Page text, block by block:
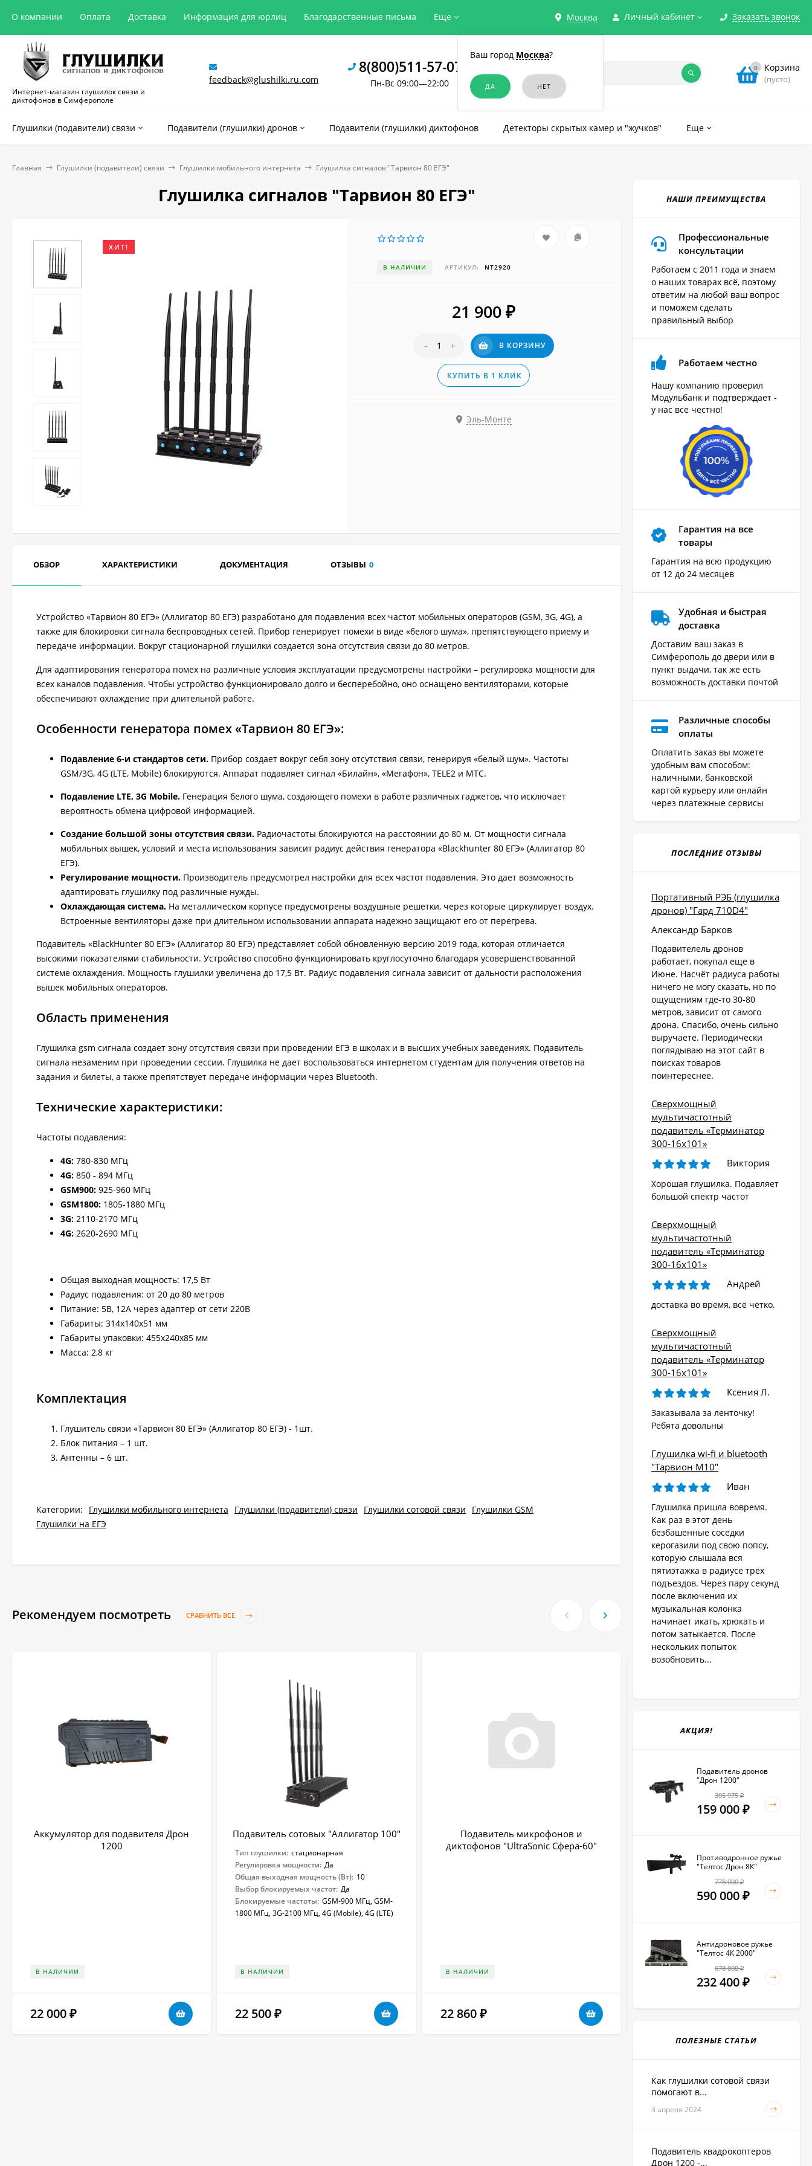
Москва
Ваш город Москва?
Личный кабинет Заказать звонок
О компании Оплата Доставка Информация для юрлиц Благодарственные письма Еще
Интернет-магазин глушилок связи и
диктофонов в Симферополе
feedback@glushilki.ru.com
8(800)511-57-07
Пн-Вс 09:00—22:00
0 Корзина
(пусто)
Глушилки (подавители) связи Подавители (глушилки) дронов Подавители (глушилки) диктофонов Детекторы скрытых камер и "жучков" Еще
Главная Глушилки (подавители) связи Глушилки мобильного интернета Глушилка сигналов "Тарвион ​80 ЕГЭ"
Глушилка сигналов "Тарвион ​80 ЕГЭ"
ХИТ!
В НАЛИЧИИ АРТИКУЛ: NT2920
21 900₽
- + В КОРЗИНУ
КУПИТЬ В 1 КЛИК
Эль-Монте
ОБЗОР ХАРАКТЕРИСТИКИ ДОКУМЕНТАЦИЯ ОТЗЫВЫ 0
Устройство «Тарвион 80 ЕГЭ» (Аллигатор 80 ЕГЭ) разработано для подавления всех частот мобильных операторов (GSM, 3G, 4G), а
также для блокировки сигнала беспроводных сетей. Прибор генерирует помехи в виде «белого шума», препятствующего приему и
передаче информации. Вокруг стационарной глушилки создается зона отсутствия связи до 80 метров.
Для адаптирования генератора помех на различные условия эксплуатации предусмотрены настройки – регулировка мощности для
всех каналов подавления. Чтобы устройство функционировало долго и бесперебойно, оно оснащено вентиляторами, которые
обеспечивают охлаждение при длительной работе.
Особенности генератора помех «Тарвион 80 ЕГЭ»:
Подавление 6-и стандартов сети. Прибор создает вокруг себя зону отсутствия связи, генерируя «белый шум». Частоты
GSM/3G, 4G (LTE, Mobile) блокируются. Аппарат подавляет сигнал «Билайн», «Мегафон», TELE2 и MTC.
Подавление LTE, 3G Mobile. Генерация белого шума, создающего помехи в работе различных гаджетов, что исключает
вероятность обмена цифровой информацией.
Создание большой зоны отсутствия связи. Радиочастоты блокируются на расстоянии до 80 м. От мощности сигнала
мобильных вышек, условий и места использования зависит радиус действия генератора «Blackhunter 80 ЕГЭ» (Аллигатор 80
ЕГЭ).
Регулирование мощности. Производитель предусмотрел настройки для всех частот подавления. Это дает возможность
адаптировать глушилку под различные нужды.
Охлаждающая система. На металлическом корпусе предусмотрены воздушные решетки, через которые циркулирует воздух.
Встроенные вентиляторы даже при длительном использовании аппарата надежно защищают его от перегрева.
Подавитель «BlackHunter 80 ЕГЭ» (Аллигатор 80 ЕГЭ) представляет собой обновленную версию 2019 года, которая отличается
высокими показателями стабильности. Устройство способно функционировать круглосуточно благодаря усовершенствованной
системе охлаждения. Мощность глушилки увеличена до 17,5 Вт. Радиус подавления сигнала зависит от дальности расположения
вышек мобильных операторов.
Область применения
Глушилка gsm сигнала создает зону отсутствия связи при проведении ЕГЭ в школах и в высших учебных заведениях. Подавитель
сигнала незаменим при проведении сессии. Глушилка не дает воспользоваться интернетом студентам для получения ответов на
задания и билеты, а также препятствует передаче информации через Bluetooth.
Технические характеристики:
Частоты подавления:
4G: 780-830 МГц
4G: 850 - 894 МГц
GSM900: 925-960 МГц
GSM1800: 1805-1880 МГц
3G: 2110-2170 МГц
4G: 2620-2690 МГц
Общая выходная мощность: 17,5 Вт
Радиус подавления: от 20 до 80 метров
Питание: 5В, 12А через адаптер от сети 220В
Габариты: 314х140х51 мм
Габариты упаковки: 455х240х85 мм
Масса: 2,8 кг
Комплектация
Глушитель связи «Тарвион 80 ЕГЭ» (Аллигатор 80 ЕГЭ) - 1шт.
Блок питания – 1 шт.
Антенны – 6 шт.
Категории: Глушилки мобильного интернета Глушилки (подавители) связи Глушилки сотовой связи
Глушилки GSM
Глушилки на ЕГЭ
Рекомендуем посмотреть СРАВНИТЬ ВСЕ
Аккумулятор для подавителя Дрон
1200
В НАЛИЧИИ
22 000 ₽
Подавитель сотовых "Аллигатор 100"
Тип глушилки: стационарная
Регулировка мощности: Да
Общая выходная мощность (Вт): 10
Выбор блокируемых частот: Да
Блокируемые частоты: GSM-900 МГц, GSM-
1800 МГц, 3G-2100 МГц, 4G (Mobile), 4G (LTE)
В НАЛИЧИИ
22 500₽
Подавитель микрофонов и
диктофонов "UltraSonic Сфера-60"
В НАЛИЧИИ
22 860 ₽
Тип глушилки: стационарная
Регулировка мощности:
Общая выходная мощность (Вт):
10
Выбор блокируемых частот:
(Mobile), 4G (LTE), Wi-Fi-2.4 ГГц, Bluetooth, UHV
400-470
23 630
НАШИ ПРЕИМУЩЕСТВА
Профессиональные
консультации
Работаем с 2011 года и знаем
о наших товарах всё, поэтому
ответим на любой ваш вопрос
и поможем сделать
правильный выбор
Работаем честно
Нашу компанию проверил
Модульбанк и подтверждает -
у нас все честно!
Гарантия на все
товары
Гарантия на всю продукцию
от 12 до 24 месяцев
Удобная и быстрая
доставка
Доставим ваш заказ в
Симферополь до двери или в
пункт выдачи, так же есть
возможность доставки почтой
Различные способы
оплаты
Оплатить заказ вы можете
удобным вам способом:
наличными, банковской
картой курьеру или онлайн
через платежные сервисы
ПОСЛЕДНИЕ ОТЗЫВЫ
Портативный РЭБ (глушилка
дронов) "Гард 710D4"
Александр Барков
Подавителель дронов
работает, покупал еще в
Июне. Насчёт радиуса работы
ничего не могу сказать, но по
ощущениям где-то 30-80
метров, зависит от самого
дрона. Спасибо, очень сильно
выручаете. Периодически
поглядываю на этот сайт в
поисках товаров
поинтереснее.
Сверхмощный
мультичастотный
подавитель «Терминатор
300-16х101»
Виктория
Хорошая глушилка. Подавляет
большой спектр частот
Сверхмощный
мультичастотный
подавитель «Терминатор
300-16х101»
Андрей
доставка во время, всё чётко.
Сверхмощный
мультичастотный
подавитель «Терминатор
300-16х101»
Ксения Л.
Заказывала за ленточку!
Ребята довольны
Глушилка wi-fi и bluetooth
"Тарвион M10"
Иван
Глушилка пришла вовремя.
Как раз в этот день
безбашенные соседки
керогазили под свою попсу,
которую слышала вся
пятиэтажка в радиусе трёх
подъездов. Через пару секунд
после включения их
музыкальная колонка
начинает икать, хрюкать и
потом затыкается. После
нескольких попыток
возобновить...
АКЦИЯ!
Подавитель дронов
"Дрон 1200"
305 975₽
159 000 ₽
Противодронное ружье
"Телтос Дрон 8К"
778 000₽
590 000 ₽
Антидроновое ружье
"Телтос 4К 2000"
678 000₽
232 400 ₽
ПОЛЕЗНЫЕ СТАТЬИ
Как глушилки сотовой связи
помогают в...
3 апреля 2024
Подавитель квадрокоптеров
Дрон 1200 -...